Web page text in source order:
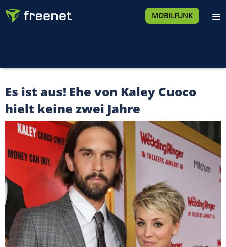
MOBILFUNK
Es ist aus! Ehe von Kaley Cuoco
hielt keine zwei Jahre